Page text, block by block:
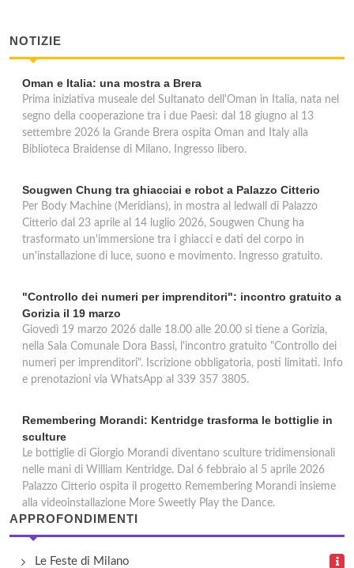
NOTIZIE
Oman e Italia: una mostra a Brera
Prima iniziativa museale del Sultanato dell'Oman in Italia, nata nel
segno della cooperazione tra i due Paesi: dal 18 giugno al 13
settembre 2026 la Grande Brera ospita Oman and Italy alla
Biblioteca Braidense di Milano. Ingresso libero.
Sougwen Chung tra ghiacciai e robot a Palazzo Citterio
Per Body Machine (Meridians), in mostra al ledwall di Palazzo
Citterio dal 23 aprile al 14 luglio 2026, Sougwen Chung ha
trasformato un'immersione tra i ghiacci e dati del corpo in
un'installazione di luce, suono e movimento. Ingresso gratuito.
"Controllo dei numeri per imprenditori": incontro gratuito a
Gorizia il 19 marzo
Giovedì 19 marzo 2026 dalle 18.00 alle 20.00 si tiene a Gorizia,
nella Sala Comunale Dora Bassi, l'incontro gratuito "Controllo dei
numeri per imprenditori". Iscrizione obbligatoria, posti limitati. Info
e prenotazioni via WhatsApp al 339 357 3805.
Remembering Morandi: Kentridge trasforma le bottiglie in
sculture
Le bottiglie di Giorgio Morandi diventano sculture tridimensionali
nelle mani di William Kentridge. Dal 6 febbraio al 5 aprile 2026
Palazzo Citterio ospita il progetto Remembering Morandi insieme
alla videoinstallazione More Sweetly Play the Dance.
APPROFONDIMENTI
Le Feste di Milano